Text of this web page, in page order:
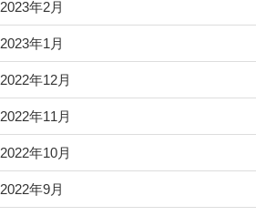
2023年2月
2023年1月
2022年12月
2022年11月
2022年10月
2022年9月